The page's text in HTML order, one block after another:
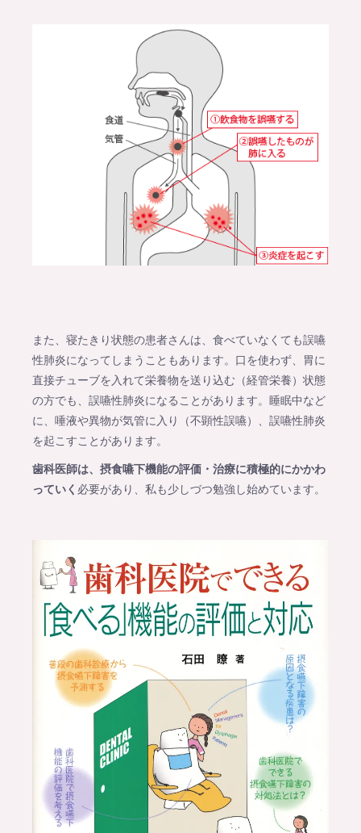
また、寝たきり状態の患者さんは、食べていなくても誤嚥
性肺炎になってしまうこともあります。口を使わず、胃に
直接チューブを入れて栄養物を送り込む（経管栄養）状態
の方でも、誤嚥性肺炎になることがあります。睡眠中など
に、唾液や異物が気管に入り（不顕性誤嚥）、誤嚥性肺炎
を起こすことがあります。
歯科医師は、摂食嚥下機能の評価・治療に積極的にかかわ
っていく 必要があり、私も少しづつ勉強し始めています。